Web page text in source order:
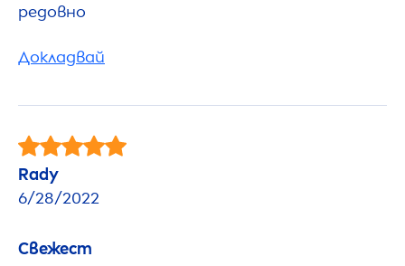
редовно
Докладвай
Rady
6/28/2022
Свежест